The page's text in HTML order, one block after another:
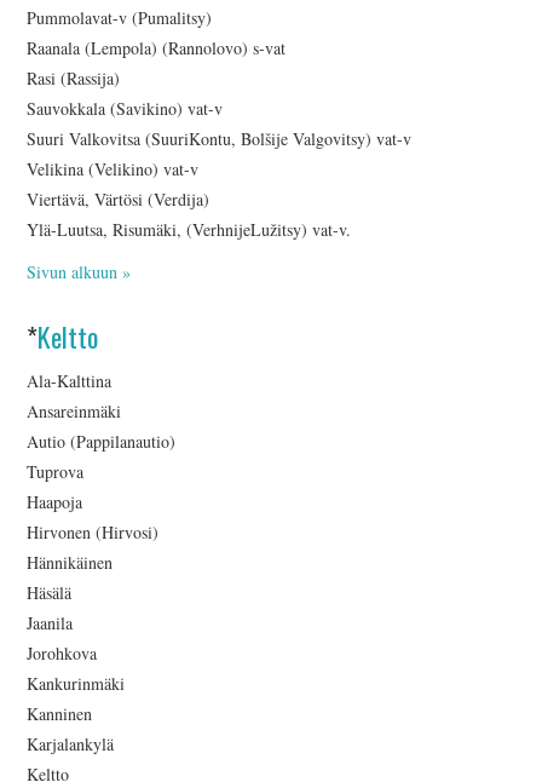
Pummolavat-v (Pumalitsy)
Raanala (Lempola) (Rannolovo) s-vat
Rasi (Rassija)
Sauvokkala (Savikino) vat-v
Suuri Valkovitsa (SuuriKontu, Bolšije Valgovitsy) vat-v
Velikina (Velikino) vat-v
Viertävä, Värtösi (Verdija)
Ylä-Luutsa, Risumäki, (VerhnijeLužitsy) vat-v.
Sivun alkuun »
*Keltto
Ala-Kalttina
Ansareinmäki
Autio (Pappilanautio)
Tuprova
Haapoja
Hirvonen (Hirvosi)
Hännikäinen
Häsälä
Jaanila
Jorohkova
Kankurinmäki
Kanninen
Karjalankylä
Keltto